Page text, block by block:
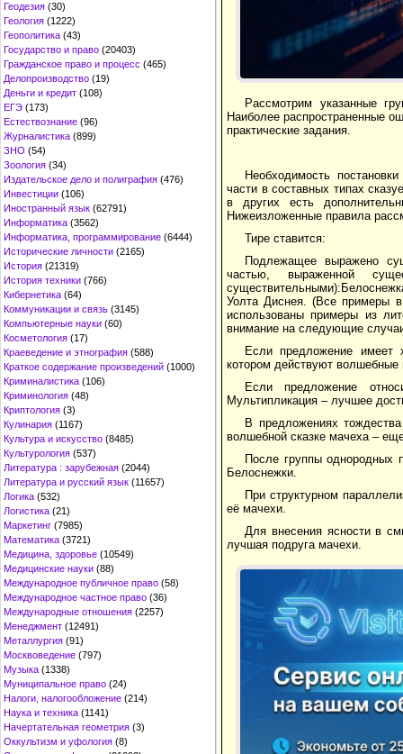
Геодезия (30)
Геология (1222)
Геополитика (43)
Государство и право (20403)
Гражданское право и процесс (465)
Делопроизводство (19)
Деньги и кредит (108)
ЕГЭ (173)
Естествознание (96)
Журналистика (899)
ЗНО (54)
Зоология (34)
Издательское дело и полиграфия (476)
Инвестиции (106)
Иностранный язык (62791)
Информатика (3562)
Информатика, программирование (6444)
Исторические личности (2165)
История (21319)
История техники (766)
Кибернетика (64)
Коммуникации и связь (3145)
Компьютерные науки (60)
Косметология (17)
Краеведение и этнография (588)
Краткое содержание произведений (1000)
Криминалистика (106)
Криминология (48)
Криптология (3)
Кулинария (1167)
Культура и искусство (8485)
Культурология (537)
Литература : зарубежная (2044)
Литература и русский язык (11657)
Логика (532)
Логистика (21)
Маркетинг (7985)
Математика (3721)
Медицина, здоровье (10549)
Медицинские науки (88)
Международное публичное право (58)
Международное частное право (36)
Международные отношения (2257)
Менеджмент (12491)
Металлургия (91)
Москвоведение (797)
Музыка (1338)
Муниципальное право (24)
Налоги, налогообложение (214)
Наука и техника (1141)
Начертательная геометрия (3)
Оккультизм и уфология (8)
Рассмотрим указанные
Наиболее распространенные
практические задания.
Необходимость
части в составных типах
в других есть
Нижеизложенные правила
Тире ставится:
Подлежащее выражено
частью, выраженной
Уолта Диснея. (Все примеры
использованы примеры из
внимание на следующие
Если предложение имеет
котором действуют
Если предложение
Мультипликация – лучшее
В предложениях
волшебной сказке мачеха –
После группы однородных
Белоснежки.
При структурном
её мачехи.
Для внесения ясности в
лучшая подруга мачехи.